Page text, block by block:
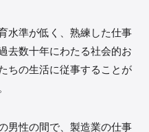
水準が低く、熟練した仕事
去数十年にわたる社会的お
ちの生活に従事することが
男性の間で、製造業の仕事